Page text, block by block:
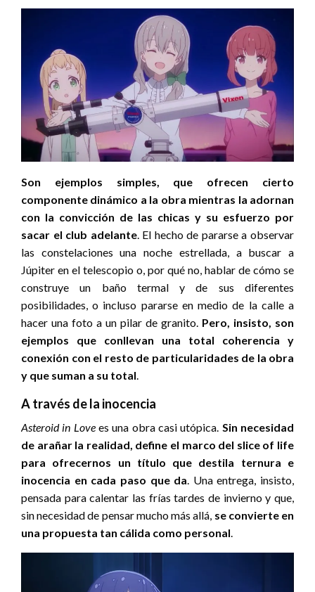
Son ejemplos simples, que ofrecen cierto
componente dinámico a la obra mientras la adornan
con la convicción de las chicas y su esfuerzo por
sacar el club adelante. El hecho de pararse a observar
las constelaciones una noche estrellada, a buscar a
Júpiter en el telescopio o, por qué no, hablar de cómo se
construye un baño termal y de sus diferentes
posibilidades, o incluso pararse en medio de la calle a
hacer una foto a un pilar de granito. Pero, insisto, son
ejemplos que conllevan una total coherencia y
conexión con el resto de particularidades de la obra
y que suman a su total.
A través de la inocencia
Asteroid in Lovees una obra casi utópica. Sin necesidad
de arañar la realidad, define el marco del slice of life
para ofrecernos un título que destila ternura e
inocencia en cada paso que da. Una entrega, insisto,
pensada para calentar las frías tardes de invierno y que,
sin necesidad de pensar mucho más allá, se convierte en
una propuesta tan cálida como personal.